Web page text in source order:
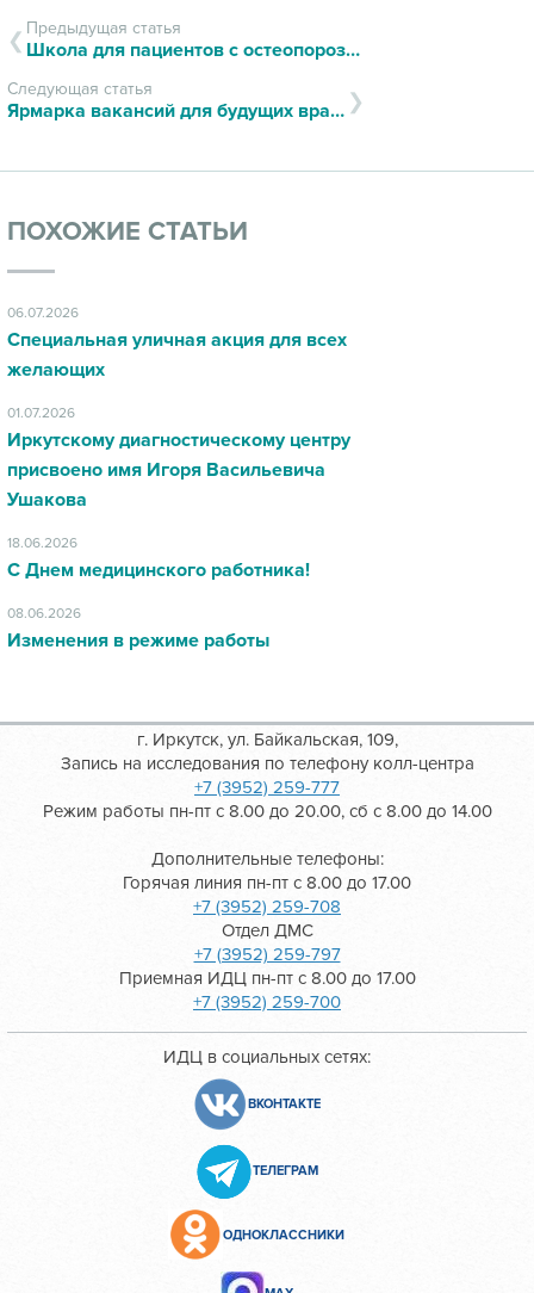
Предыдущая статья
Школа для пациентов с остеопорозом
Следующая статья
Ярмарка вакансий для будущих врачей
ПОХОЖИЕ СТАТЬИ
06.07.2026
Специальная уличная акция для всех
желающих
01.07.2026
Иркутскому диагностическому центру
присвоено имя Игоря Васильевича
Ушакова
18.06.2026
С Днем медицинского работника!
08.06.2026
Изменения в режиме работы
г. Иркутск, ул. Байкальская, 109,
Запись на исследования по телефону колл-центра
+7 (3952) 259-777
Режим работы пн-пт с 8.00 до 20.00, сб с 8.00 до 14.00
Дополнительные телефоны:
Горячая линия пн-пт с 8.00 до 17.00
+7 (3952) 259-708
Отдел ДМС
+7 (3952) 259-797
Приемная ИДЦ пн-пт с 8.00 до 17.00
+7 (3952) 259-700
ИДЦ в социальных сетях:
ВКОНТАКТЕ
ТЕЛЕГРАМ
ОДНОКЛАССНИКИ